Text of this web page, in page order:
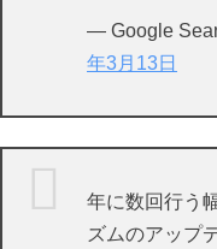
— Google
年3月13日
年に数回行う
ズムのアップ